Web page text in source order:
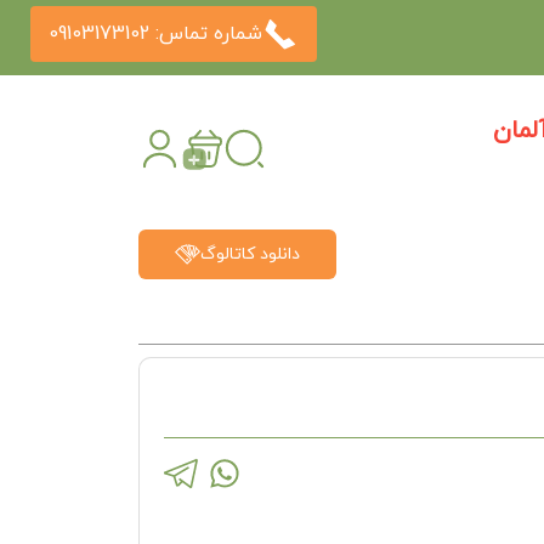
دانلود کاتالوگ
شماره تماس: 09103173102